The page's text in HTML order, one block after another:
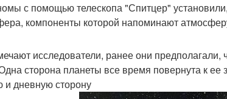
с помощью телескопа "Спитцер"
компоненты которой напоминают
исследователи, ранее они
сторона планеты все время повернута к ее
и дневную сторону